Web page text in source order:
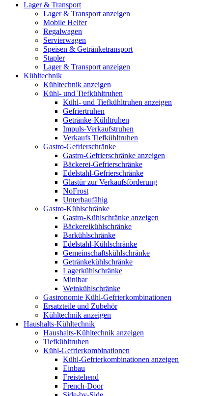
Lager & Transport
Lager & Transport anzeigen
Mobile Helfer
Regalwagen
Servierwagen
Speisen & Getränketransport
Stapler
Lager & Transport anzeigen
Kühltechnik
Kühltechnik anzeigen
Kühl- und Tiefkühltruhen
Kühl- und Tiefkühltruhen anzeigen
Gefriertruhen
Getränke-Kühltruhen
Impuls-Verkaufstruhen
Verkaufs Tiefkühltruhen
Gastro-Gefrierschränke
Gastro-Gefrierschränke anzeigen
Bäckerei-Gefrierschränke
Edelstahl-Gefrierschränke
Glastür zur Verkaufsförderung
NoFrost
Unterbaufähig
Gastro-Kühlschränke
Gastro-Kühlschränke anzeigen
Bäckereikühlschränke
Barkühlschränke
Edelstahl-Kühlschränke
Gemeinschaftskühlschränke
Getränkekühlschränke
Lagerkühlschränke
Minibar
Weinkühlschränke
Gastronomie Kühl-Gefrierkombinationen
Ersatzteile und Zubehör
Kühltechnik anzeigen
Haushalts-Kühltechnik
Haushalts-Kühltechnik anzeigen
Tiefkühltruhen
Kühl-Gefrierkombinationen
Kühl-Gefrierkombinationen anzeigen
Einbau
Freistehend
French-Door